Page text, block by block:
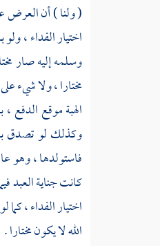
( ولنا ) أن العرض
اختيار الفداء ،
وسلمه إليه صار
مختارا ، ولا شيء
الهبة موقع الدفع
وكذلك لو تصدق به
فاستولدها ، وهو
كانت جناية العبد
اختيار الفداء ،
الله لا يكون مختارا .